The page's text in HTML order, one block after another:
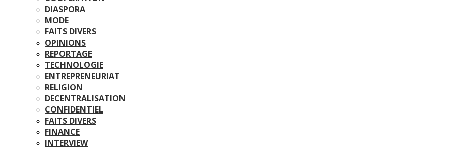
DIASPORA
MODE
FAITS DIVERS
OPINIONS
REPORTAGE
TECHNOLOGIE
ENTREPRENEURIAT
RELIGION
DECENTRALISATION
CONFIDENTIEL
FAITS DIVERS
FINANCE
INTERVIEW